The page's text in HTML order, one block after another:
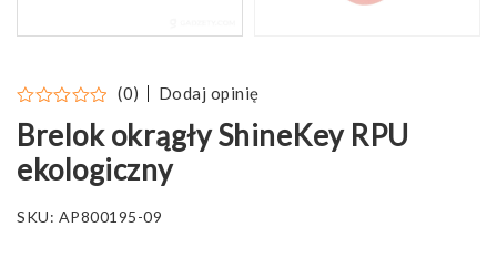
(0) Dodaj opinię
Brelok okrągły ShineKey RPU
ekologiczny
SKU: AP800195-09